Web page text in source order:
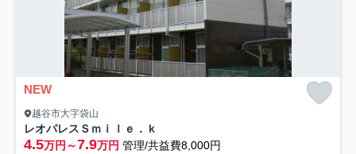
NEW
越谷市大字袋山
レオパレスＳｍｉｌｅ．ｋ
4.5万円～7.9万円 管理/共益費8,000円